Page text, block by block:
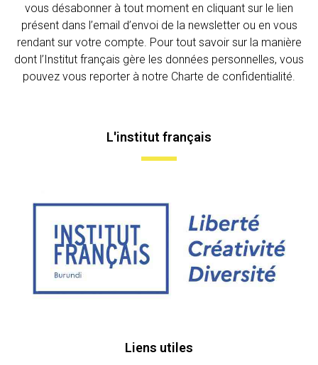
vous désabonner à tout moment en cliquant sur le lien
présent dans l’email d’envoi de la newsletter ou en vous
rendant sur votre compte. Pour tout savoir sur la manière
dont l’Institut français gère les données personnelles, vous
pouvez vous reporter à notre Charte de confidentialité.
L'institut français
Liens utiles